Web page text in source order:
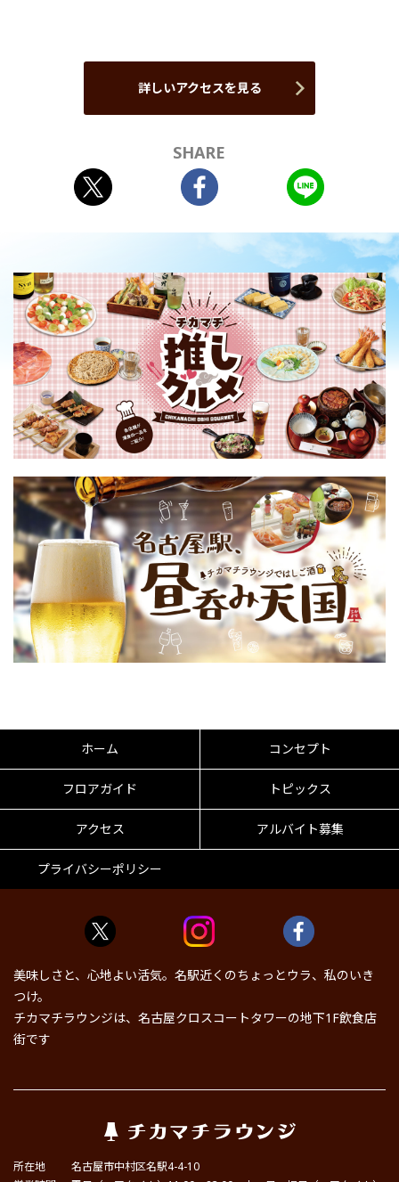
詳しいアクセスを見る
SHARE
ホーム コンセプト
フロアガイド トピックス
アクセス アルバイト募集
プライバシーポリシー
美味しさと、心地よい活気。名駅近くのちょっとウラ、私のいき
つけ。
チカマチラウンジは、名古屋クロスコートタワーの地下1F飲食店
街です
所在地
名古屋市中村区名駅4-4-10